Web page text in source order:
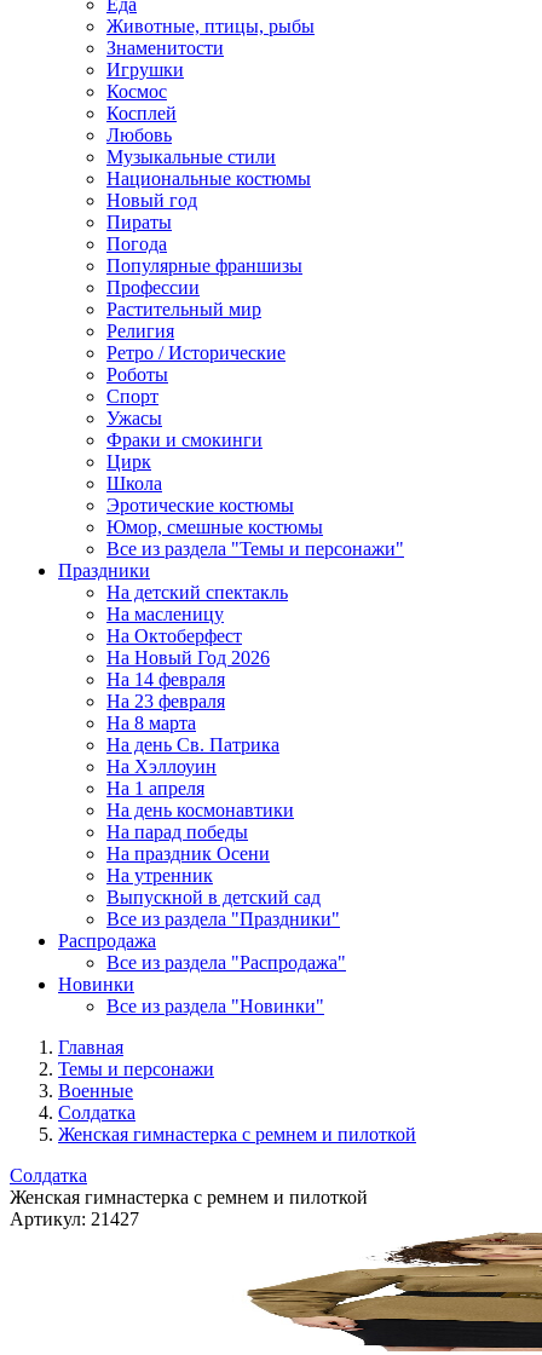
Еда
Животные, птицы, рыбы
Знаменитости
Игрушки
Космос
Косплей
Любовь
Музыкальные стили
Национальные костюмы
Новый год
Пираты
Погода
Популярные франшизы
Профессии
Растительный мир
Религия
Ретро / Исторические
Роботы
Спорт
Ужасы
Фраки и смокинги
Цирк
Школа
Эротические костюмы
Юмор, смешные костюмы
Все из раздела "Темы и персонажи"
Праздники
На детский спектакль
На масленицу
На Октоберфест
На Новый Год 2026
На 14 февраля
На 23 февраля
На 8 марта
На день Св. Патрика
На Хэллоуин
На 1 апреля
На день космонавтики
На парад победы
На праздник Осени
На утренник
Выпускной в детский сад
Все из раздела "Праздники"
Распродажа
Все из раздела "Распродажа"
Новинки
Все из раздела "Новинки"
Главная
Темы и персонажи
Военные
Солдатка
Женская гимнастерка с ремнем и пилоткой
Солдатка
Женская гимнастерка с ремнем и пилоткой
Артикул: 21427